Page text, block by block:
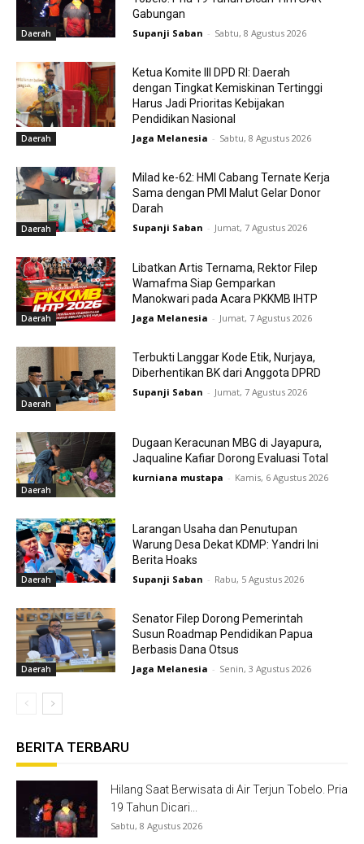
Daerah
Gabungan
Supanji Saban - Sabtu, 8 Agustus 2026
Daerah
Ketua Komite III DPD RI: Daerah
dengan Tingkat Kemiskinan Tertinggi
Harus Jadi Prioritas Kebijakan
Pendidikan Nasional
Jaga Melanesia - Sabtu, 8 Agustus 2026
Daerah
Milad ke-62: HMI Cabang Ternate Kerja
Sama dengan PMI Malut Gelar Donor
Darah
Supanji Saban - Jumat, 7 Agustus 2026
Daerah
Libatkan Artis Ternama, Rektor Filep
Wamafma Siap Gemparkan
Manokwari pada Acara PKKMB IHTP
Jaga Melanesia - Jumat, 7 Agustus 2026
Daerah
Terbukti Langgar Kode Etik, Nurjaya,
Diberhentikan BK dari Anggota DPRD
Supanji Saban - Jumat, 7 Agustus 2026
Daerah
Dugaan Keracunan MBG di Jayapura,
Jaqualine Kafiar Dorong Evaluasi Total
kurniana mustapa - Kamis, 6 Agustus 2026
Daerah
Larangan Usaha dan Penutupan
Warung Desa Dekat KDMP: Yandri Ini
Berita Hoaks
Supanji Saban - Rabu, 5 Agustus 2026
Daerah
Senator Filep Dorong Pemerintah
Susun Roadmap Pendidikan Papua
Berbasis Dana Otsus
Jaga Melanesia - Senin, 3 Agustus 2026
BERITA TERBARU
Hilang Saat Berwisata di Air Terjun Tobelo. Pria
19 Tahun Dicari...
Sabtu, 8 Agustus 2026